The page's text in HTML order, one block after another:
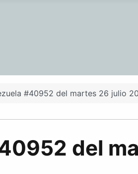
#40952 del martes 26 julio
del